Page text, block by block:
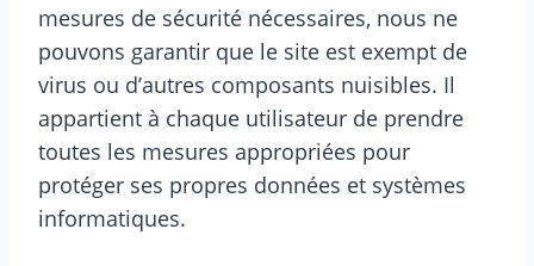
mesures de sécurité nécessaires, nous ne
pouvons garantir que le site est exempt de
virus ou d’autres composants nuisibles. Il
appartient à chaque utilisateur de prendre
toutes les mesures appropriées pour
protéger ses propres données et systèmes
informatiques.